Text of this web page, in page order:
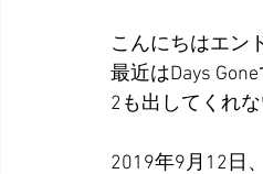
こんにちはエン
最近はDays
2も出してくれ
2019年9月12日